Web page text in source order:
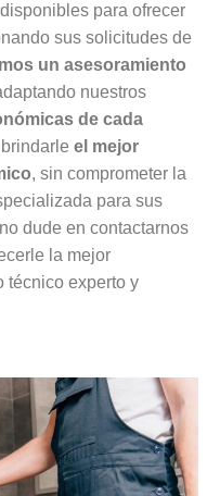
para ofrecer
sus solicitudes de
un asesoramiento
nuestros
de cada
el mejor
, sin comprometer la
para sus
dude en contactarnos
la mejor
técnico experto y